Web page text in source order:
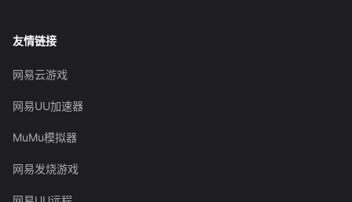
友情链接
网易云游戏
网易UU加速器
MuMu模拟器
网易发烧游戏